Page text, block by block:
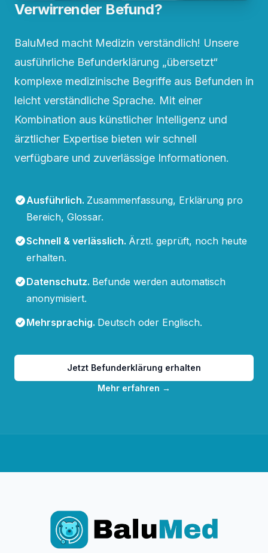
Verwirrender Befund?
BaluMed macht Medizin verständlich! Unsere
ausführliche Befunderklärung „übersetzt“
komplexe medizinische Begriffe aus Befunden in
leicht verständliche Sprache. Mit einer
Kombination aus künstlicher Intelligenz und
ärztlicher Expertise bieten wir schnell
verfügbare und zuverlässige Informationen.
Ausführlich. Zusammenfassung, Erklärung pro
Bereich, Glossar.
Schnell & verlässlich. Ärztl. geprüft, noch heute
erhalten.
Datenschutz. Befunde werden automatisch
anonymisiert.
Mehrsprachig. Deutsch oder Englisch.
Jetzt Befunderklärung erhalten
Mehr erfahren →